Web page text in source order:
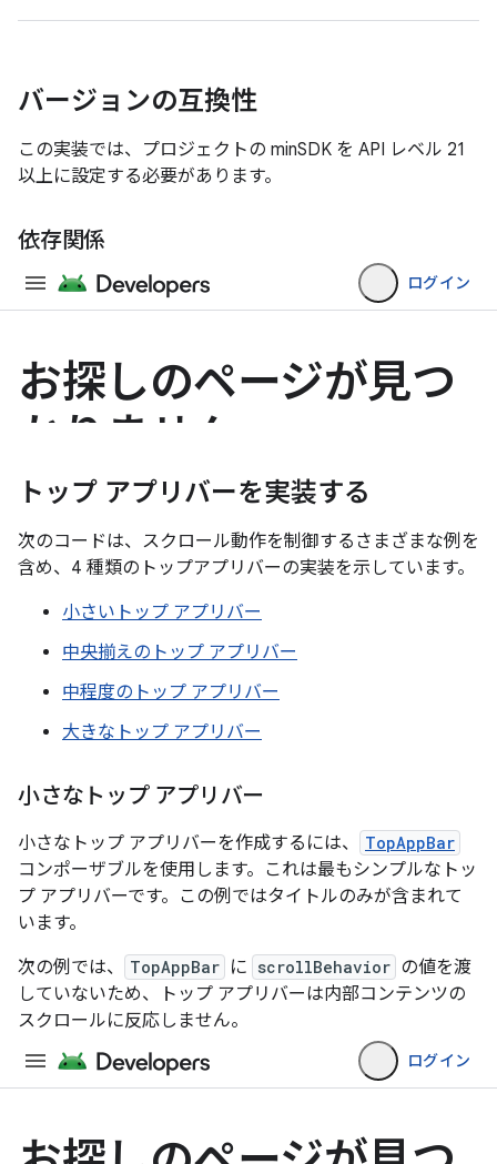
バージョンの互換性
この実装では、プロジェクトの minSDK を API レベル 21
以上に設定する必要があります。
依存関係
トップ アプリバーを実装する
次のコードは、スクロール動作を制御するさまざまな例を
含め、4 種類のトップアプリバーの実装を示しています。
小さいトップ アプリバー
中央揃えのトップ アプリバー
中程度のトップ アプリバー
大きなトップ アプリバー
小さなトップ アプリバー
小さなトップ アプリバーを作成するには、 TopAppBar
コンポーザブルを使用します。これは最もシンプルなトッ
プ アプリバーです。この例ではタイトルのみが含まれて
います。
次の例では、
TopAppBar に scrollBehavior の値を渡
していないため、トップ アプリバーは内部コンテンツの
スクロールに反応しません。